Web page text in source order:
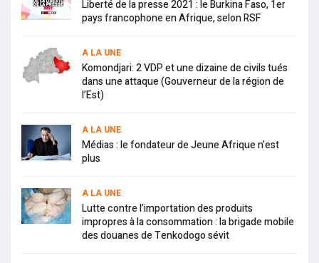
Liberté de la presse 2021 : le Burkina Faso, 1er
pays francophone en Afrique, selon RSF
A LA UNE
Komondjari: 2 VDP et une dizaine de civils tués
dans une attaque (Gouverneur de la région de
l’Est)
A LA UNE
Médias : le fondateur de Jeune Afrique n’est
plus
A LA UNE
Lutte contre l’importation des produits
impropres à la consommation : la brigade mobile
des douanes de Tenkodogo sévit